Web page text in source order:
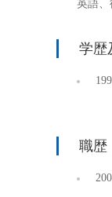
英語
学歴
職歴